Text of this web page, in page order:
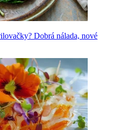
Dobrá nálada, nové